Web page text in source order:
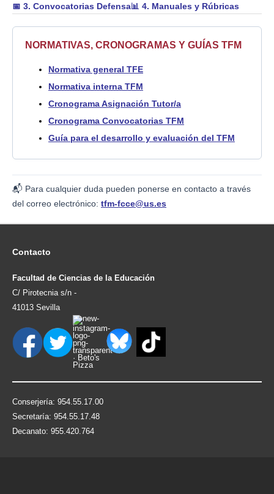
📅 3. Convocatorias Defensa📊 4. Manuales y Rúbricas
NORMATIVAS, CRONOGRAMAS Y GUÍAS TFM
Normativa general TFE
Normativa interna TFM
Cronograma Asignación Tutor/a
Cronograma Convocatorias TFM
Guía para el desarrollo y evaluación del TFM
📬 Para cualquier duda pueden ponerse en contacto a través
del correo electrónico: tfm-fcce@us.es
Contacto
Facultad de Ciencias de la Educación
C/ Pirotecnia s/n -
41013 Sevilla
Conserjería: 954.55.17.00
Secretaría: 954.55.17.48
Decanato: 955.420.764